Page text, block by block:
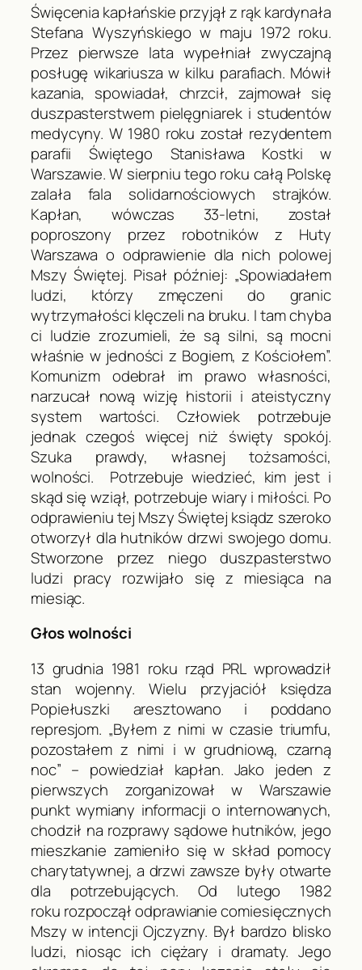
Święcenia kapłańskie przyjął z rąk kardynała
Stefana Wyszyńskiego w maju 1972 roku.
Przez pierwsze lata wypełniał zwyczajną
posługę wikariusza w kilku parafiach. Mówił
kazania, spowiadał, chrzcił, zajmował się
duszpasterstwem pielęgniarek i studentów
medycyny. W 1980 roku został rezydentem
parafii Świętego Stanisława Kostki w
Warszawie. W sierpniu tego roku całą Polskę
zalała fala solidarnościowych strajków.
Kapłan, wówczas 33-letni, został
poproszony przez robotników z Huty
Warszawa o odprawienie dla nich polowej
Mszy Świętej. Pisał później: „Spowiadałem
ludzi, którzy zmęczeni do granic
wytrzymałości klęczeli na bruku. I tam chyba
ci ludzie zrozumieli, że są silni, są mocni
właśnie w jedności z Bogiem, z Kościołem”.
Komunizm odebrał im prawo własności,
narzucał nową wizję historii i ateistyczny
system wartości. Człowiek potrzebuje
jednak czegoś więcej niż święty spokój.
Szuka prawdy, własnej tożsamości,
wolności. Potrzebuje wiedzieć, kim jest i
skąd się wziął, potrzebuje wiary i miłości. Po
odprawieniu tej Mszy Świętej ksiądz szeroko
otworzył dla hutników drzwi swojego domu.
Stworzone przez niego duszpasterstwo
ludzi pracy rozwijało się z miesiąca na
miesiąc.
Głos wolności
13 grudnia 1981 roku rząd PRL wprowadził
stan wojenny. Wielu przyjaciół księdza
Popiełuszki aresztowano i poddano
represjom. „Byłem z nimi w czasie triumfu,
pozostałem z nimi i w grudniową, czarną
noc” – powiedział kapłan. Jako jeden z
pierwszych zorganizował w Warszawie
punkt wymiany informacji o internowanych,
chodził na rozprawy sądowe hutników, jego
mieszkanie zamieniło się w skład pomocy
charytatywnej, a drzwi zawsze były otwarte
dla potrzebujących. Od lutego 1982
roku rozpoczął odprawianie comiesięcznych
Mszy w intencji Ojczyzny. Był bardzo blisko
ludzi, niosąc ich ciężary i dramaty. Jego